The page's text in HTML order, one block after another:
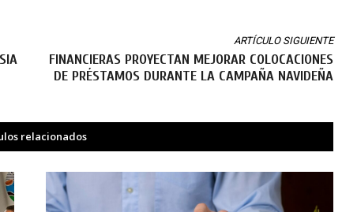
ARTÍCULO SIGUIENTE
FINANCIERAS PROYECTAN MEJORAR COLOCACIONES
DE PRÉSTAMOS DURANTE LA CAMPAÑA NAVIDEÑA
relacionados